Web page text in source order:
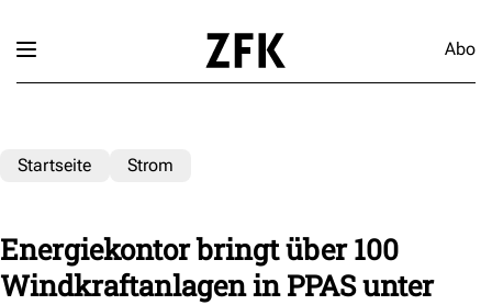
Abo
Startseite Strom
Energiekontor bringt über 100
Windkraftanlagen in PPAS unter